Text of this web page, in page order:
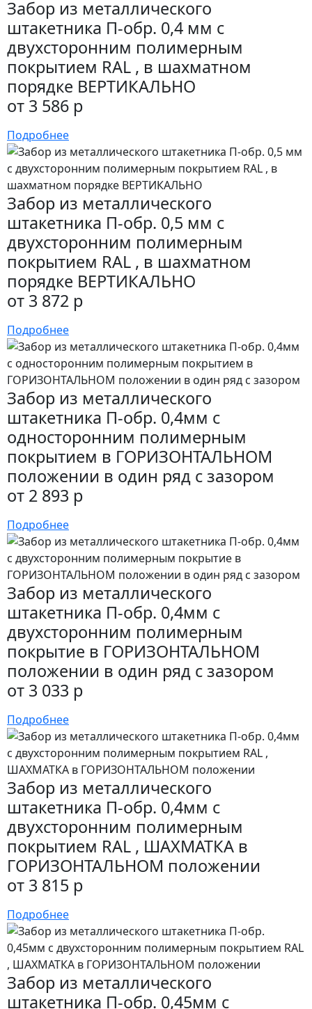
Забор из металлического
штакетника П-обр. 0,4 мм с
двухсторонним полимерным
покрытием RAL , в шахматном
порядке ВЕРТИКАЛЬНО
от 3 586 р
Подробнее
Забор из металлического
штакетника П-обр. 0,5 мм с
двухсторонним полимерным
покрытием RAL , в шахматном
порядке ВЕРТИКАЛЬНО
от 3 872 р
Подробнее
Забор из металлического
штакетника П-обр. 0,4мм с
односторонним полимерным
покрытием в ГОРИЗОНТАЛЬНОМ
положении в один ряд с зазором
от 2 893 р
Подробнее
Забор из металлического
штакетника П-обр. 0,4мм с
двухсторонним полимерным
покрытие в ГОРИЗОНТАЛЬНОМ
положении в один ряд с зазором
от 3 033 р
Подробнее
Забор из металлического
штакетника П-обр. 0,4мм с
двухсторонним полимерным
покрытием RAL , ШАХМАТКА в
ГОРИЗОНТАЛЬНОМ положении
от 3 815 р
Подробнее
Забор из металлического
штакетника П-обр. 0,45мм с